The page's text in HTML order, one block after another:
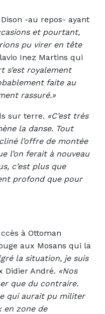
-au repos- ayant
et pourtant,
pu virer en tête
Inez Martins qui
s’est royalement
faite au
rassuré.»
sur terre. «C’est très
la danse. Tout
l’offre de montée
l’on ferait à nouveau
c’est plus que
profond que pour
à Ottoman
aux Mosans qui la
la situation, je suis
Didier André. «Nos
que du contraire.
qui aurait pu militer
en zone de